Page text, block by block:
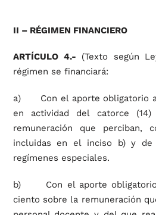
II – RÉGIMEN FINANCIERO
ARTÍCULO 4.- (Texto según
régimen se financiará:
a) Con el aporte obligatorio a
en actividad del catorce
remuneración que perciban,
incluidas en el inciso b) y de
regímenes especiales.
b) Con el aporte obligatorio
ciento sobre la remuneración